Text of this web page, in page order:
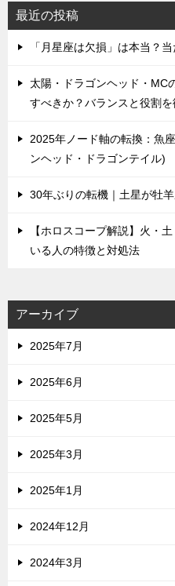
最近の投稿
「月星座は欠損」は本当？
太陽・ドラゴンヘッド・MC
すべきか？バランスと役割を
2025年ノード軸の転換：魚
ンヘッド・ドラゴンテイル)
30年ぶりの転機｜土星が牡
【ホロスコープ解説】火・
いる人の特徴と対処法
アーカイブ
2025年7月
2025年6月
2025年5月
2025年3月
2025年1月
2024年12月
2024年3月